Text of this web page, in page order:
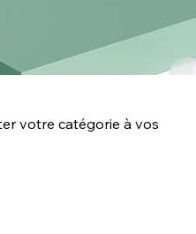
votre catégorie à vos